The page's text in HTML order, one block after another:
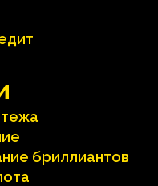
бриллиантов